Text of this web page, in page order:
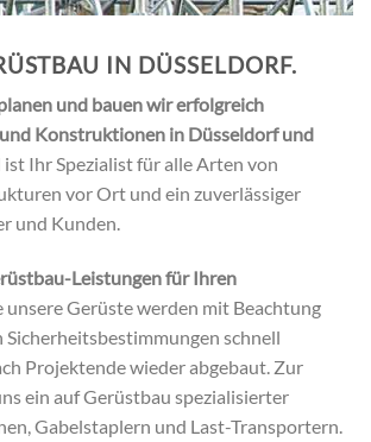
IN DÜSSELDORF.
und bauen wir erfolgreich
Konstruktionen in Düsseldorf und
Ihr Spezialist für alle Arten von
vor Ort und ein zuverlässiger
und Kunden.
Leistungen für Ihren
Gerüste werden mit Beachtung
schnell
Projektende wieder abgebaut. Zur
ein auf Gerüstbau spezialisierter
Gabelstaplern und Last-Transportern.